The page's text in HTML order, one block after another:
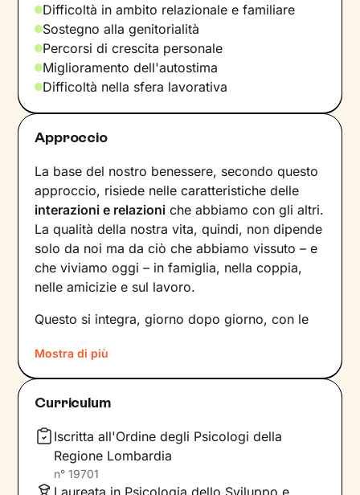
Difficoltà in ambito relazionale e familiare
Sostegno alla genitorialità
Percorsi di crescita personale
Miglioramento dell'autostima
Difficoltà nella sfera lavorativa
Approccio
La base del nostro benessere, secondo questo
approccio, risiede nelle caratteristiche delle
interazioni e relazioni che abbiamo con gli altri.
La qualità della nostra vita, quindi, non dipende
solo da noi ma da ciò che abbiamo vissuto – e
che viviamo oggi – in famiglia, nella coppia,
nelle amicizie e sul lavoro.
Questo si integra, giorno dopo giorno, con le
influire sulle emozioni che proviamo, sui
comportamenti che mettiamo in atto e sul
modo in cui comunichiamo. Il risultato è una
noi, conla nostra individualità.
Sul ponte che si crea tra il mondo interno e
quello esterno si inserisce il lavoro che faremo
Mostra di più
Curriculum
Iscritta all'Ordine degli Psicologi della
Regione Lombardia
n° 19701
Laureata in Psicologia dello Sviluppo e